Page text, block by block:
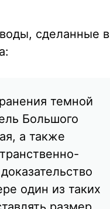
сделанные в
темной
Большого
а также
один из таких